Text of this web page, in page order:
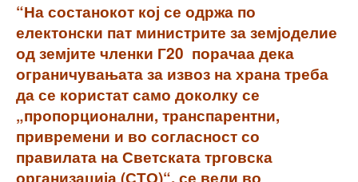
“На состанокот кој се одржа по
електонски пат министрите за земјоделие
од земјите членки Г20 порачаа дека
ограничувањата за извоз на храна треба
да се користат само доколку се
„пропорционални, транспарентни,
привремени и во согласност со
правилата на Светската трговска
организација (СТО)“, се вели во